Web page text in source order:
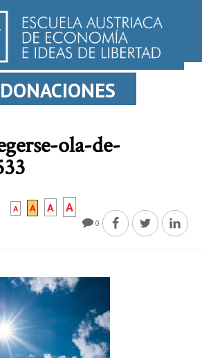
DONACIONES
ola-de-
A A A A
0